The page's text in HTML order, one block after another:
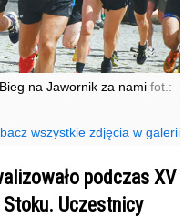
na Jawornik za nami fot.:
wszystkie zdjęcia w galerii
podczas XV
Stoku. Uczestnicy